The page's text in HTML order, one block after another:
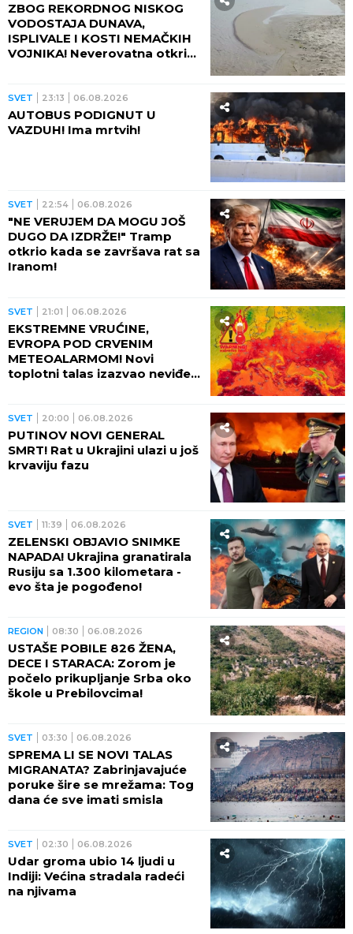
ZBOG REKORDNOG NISKOG
VODOSTAJA DUNAVA,
ISPLIVALE I KOSTI NEMAČKIH
VOJNIKA! Neverovatna otkrića
SVET 23:13 06.08.2026
AUTOBUS PODIGNUT U
VAZDUH! Ima mrtvih!
SVET 22:54 06.08.2026
"NE VERUJEM DA MOGU JOŠ
DUGO DA IZDRŽE!" Tramp
otkrio kada se završava rat sa
Iranom!
SVET 21:01 06.08.2026
EKSTREMNE VRUĆINE,
EVROPA POD CRVENIM
METEOALARMOM! Novi
toplotni talas izazvao neviđeni
SVET 20:00 06.08.2026
PUTINOV NOVI GENERAL
SMRT! Rat u Ukrajini ulazi u još
krvaviju fazu
SVET 11:39 06.08.2026
ZELENSKI OBJAVIO SNIMKE
NAPADA! Ukrajina granatirala
Rusiju sa 1.300 kilometara -
evo šta je pogođeno!
REGION 08:30 06.08.2026
USTAŠE POBILE 826 ŽENA,
DECE I STARACA: Zorom je
počelo prikupljanje Srba oko
škole u Prebilovcima!
SVET 03:30 06.08.2026
SPREMA LI SE NOVI TALAS
MIGRANATA? Zabrinjavajuće
poruke šire se mrežama: Tog
dana će sve imati smisla
SVET 02:30 06.08.2026
Udar groma ubio 14 ljudi u
Indiji: Većina stradala radeći
na njivama